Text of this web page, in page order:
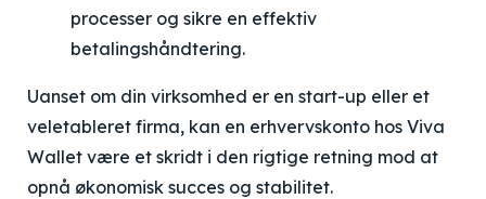
processer og sikre en effektiv
betalingshåndtering.
Uanset om din virksomhed er en start-up eller et
veletableret firma, kan en erhvervskonto hos Viva
Wallet være et skridt i den rigtige retning mod at
opnå økonomisk succes og stabilitet.